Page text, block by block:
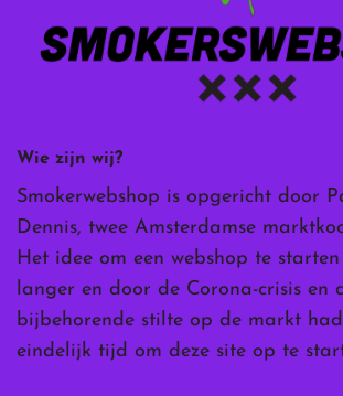
Wie zijn wij?
Smokerwebshop is opgericht door
Dennis, twee Amsterdamse
Het idee om een webshop te
langer en door de Corona-crisis en
bijbehorende stilte op de markt
eindelijk tijd om deze site op te